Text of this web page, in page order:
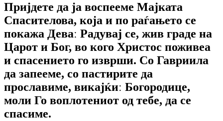
Пријдете да ја воспееме Мајката
Спасителова, која и по раѓањето се
покажа Деваː Радувај се, жив граде на
Царот и Бог, во кого Христос поживеа
и спасението го изврши. Со Гавриила
да запееме, со пастирите да
прославиме, викајќиː Богородице,
моли Го воплотениот од тебе, да се
спасиме.